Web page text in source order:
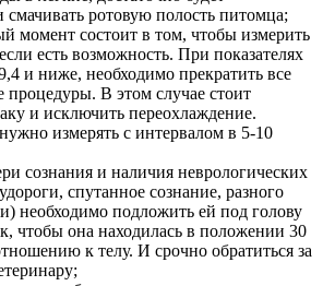
смачивать ротовую полость питомца;
момент состоит в том, чтобы измерить
есть возможность. При показателях
и ниже, необходимо прекратить все
В этом случае стоит
и исключить переохлаждение.
измерять с интервалом в 5-10
сознания и наличия неврологических
спутанное сознание, разного
необходимо подложить ей под голову
чтобы она находилась в положении 30
к телу. И срочно обратиться за